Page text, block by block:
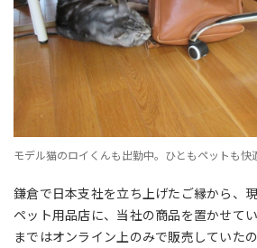
モデル猫のロイくんも出勤中。ひともペットも快
鎌倉で日本支社を立ち上げたご縁から、
ペット用品店に、当社の商品を置かせて
まではオンライン上のみで販売していた